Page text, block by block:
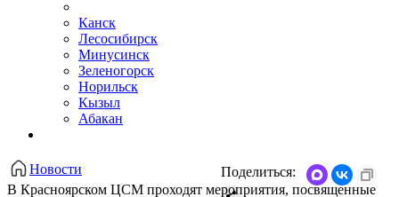
Канск
Лесосибирск
Минусинск
Зеленогорск
Норильск
Кызыл
Абакан
Новости
В Красноярском ЦСМ проходят мероприятия, посвященные
Поделиться: